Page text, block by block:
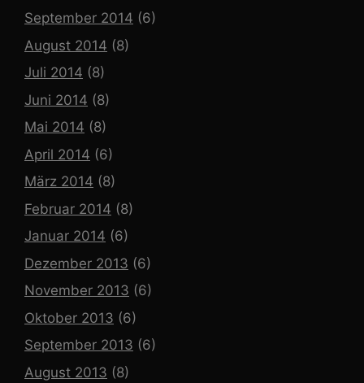
September 2014 (6)
August 2014 (8)
Juli 2014 (8)
Juni 2014 (8)
Mai 2014 (8)
April 2014 (6)
März 2014 (8)
Februar 2014 (8)
Januar 2014 (6)
Dezember 2013 (6)
November 2013 (6)
Oktober 2013 (6)
September 2013 (6)
August 2013 (8)